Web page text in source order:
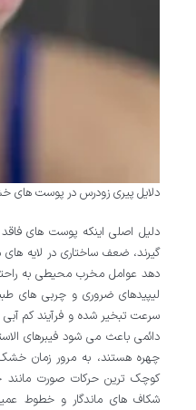
دلایل پیری زودرس در پوست های
دلیل اصلی اینکه پوست های
گیرند، ضعف ساختاری در لایه
دهد عوامل مخرب محیطی به
لیپیدهای ضروری و چربی های
سرعت تبخیر شده و فرآیند کم
دائمی باعث می شود فیبرهای
چهره هستند، به مرور زمان
کوچک ترین حرکات صورت مانند
شکاف های ماندگار و خطوط